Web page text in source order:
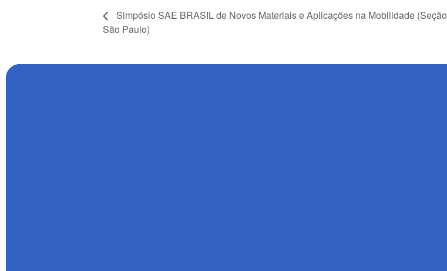
Simpósio SAE BRASIL de Novos Materiais e Aplicações na Mobilidade (Seção
São Paulo)